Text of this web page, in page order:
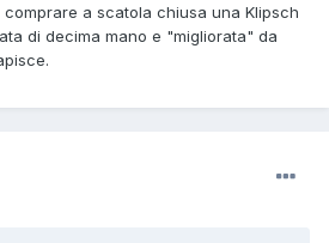
a scatola chiusa una Klipsch
di decima mano e "migliorata" da